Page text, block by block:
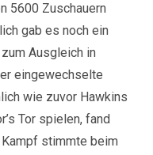
5600 Zuschauern
gab es noch ein
Ausgleich in
eingewechselte
wie zuvor Hawkins
Tor spielen, fand
stimmte beim